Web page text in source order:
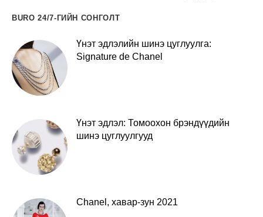
BURO 24/7-ГИЙН СОНГОЛТ
Үнэт эдлэлийн шинэ цуглуулга:
Signature de Chanel
Үнэт эдлэл: Томоохон брэндүүдийн
шинэ цуглуулгууд
Chanel, хавар-зун 2021